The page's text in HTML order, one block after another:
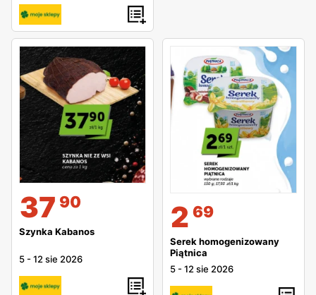
37 90
Szynka Kabanos
5 -12 sie 2026
2 69
Serek homogenizowany
Piątnica
5 -12 sie 2026